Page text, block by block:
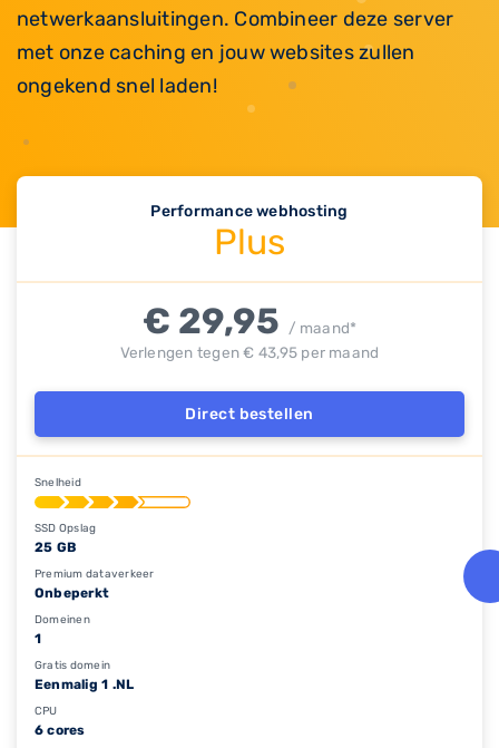
netwerkaansluitingen. Combineer deze server
met onze caching en jouw websites zullen
ongekend snel laden!
Performance webhosting
Plus
€ 29,95
/ maand*
Verlengen tegen € 43,95 per maand
Direct bestellen
Snelheid
SSD Opslag
25 GB
Premium dataverkeer
Onbeperkt
Domeinen
1
Gratis domein
Eenmalig 1 .NL
CPU
6 cores